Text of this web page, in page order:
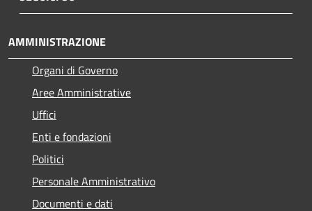
AMMINISTRAZIONE
Organi di Governo
Aree Amministrative
Uffici
Enti e fondazioni
Politici
Personale Amministrativo
Documenti e dati